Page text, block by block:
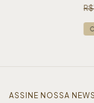
ASSINE NOSSA